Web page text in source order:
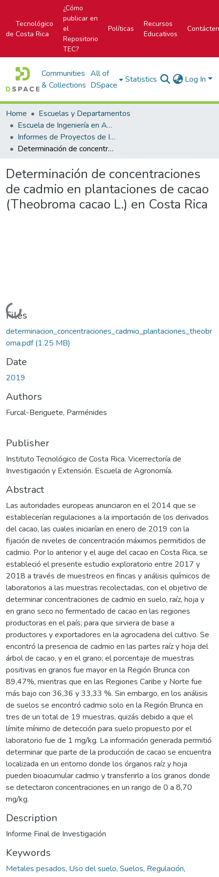
Tecnológico
de Costa Rica
¿Cómo
publicar en
el
Repositorio
TEC?
Políticas
Recursos
Educativos
Communities
& Collections
All of
DSpace
Statistics Log In
Home
Escuelas y Departamentos
Escuela de Ingeniería en Agronomía
Informes de Proyectos de Investigación
Determinación de concentraciones de cadmio en plantaciones de cacao (Theobroma cacao L.) en Costa Rica
Determinación de concentraciones
de cadmio en plantaciones de cacao
(Theobroma cacao L.) en Costa Rica
Loading...
Files
determinacion_concentraciones_cadmio_plantaciones_theobr
oma.pdf(1.25 MB)
Date
2019
Authors
Furcal-Beriguete, Parménides
Publisher
Instituto Tecnológico de Costa Rica. Vicerrectoría de
Investigación y Extensión. Escuela de Agronomía.
Abstract
Las autoridades europeas anunciaron en el 2014 que se
establecerían regulaciones a la importación de los derivados
del cacao, las cuales iniciarían en enero de 2019 con la
fijación de niveles de concentración máximos permitidos de
cadmio. Por lo anterior y el auge del cacao en Costa Rica, se
estableció el presente estudio exploratorio entre 2017 y
2018 a través de muestreos en fincas y análisis químicos de
laboratorios a las muestras recolectadas, con el objetivo de
determinar concentraciones de cadmio en suelo, raíz, hoja y
en grano seco no fermentado de cacao en las regiones
productoras en el país; para que sirviera de base a
productores y exportadores en la agrocadena del cultivo. Se
encontró la presencia de cadmio en las partes raíz y hoja del
árbol de cacao, y en el grano; el porcentaje de muestras
positivas en granos fue mayor en la Región Brunca con
89,47%, mientras que en las Regiones Caribe y Norte fue
más bajo con 36,36 y 33,33 %. Sin embargo, en los análisis
de suelos se encontró cadmio solo en la Región Brunca en
tres de un total de 19 muestras, quizás debido a que el
límite mínimo de detección para suelo propuesto por el
laboratorio fue de 1 mg/kg. La información generada permitió
determinar que parte de la producción de cacao se encuentra
localizada en un entorno donde los órganos raíz y hoja
pueden bioacumular cadmio y transferirlo a los granos donde
se detectaron concentraciones en un rango de 0 a 8,70
mg/kg.
Description
Informe Final de Investigación
Keywords
Metales pesados, Uso del suelo, Suelos, Regulación,